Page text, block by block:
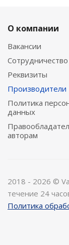
О компании
Вакансии
Сотрудничество
Реквизиты
Производители
Политика
данных
авторам
2018 - 2026 ©
течение 24
Политика